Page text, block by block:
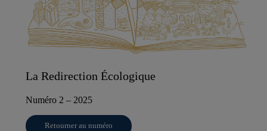
La Redirection Écologique
Numéro 2 – 2025
Retourner au numéro